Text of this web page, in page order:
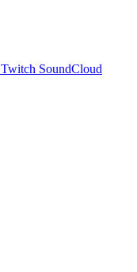
Twitch SoundCloud